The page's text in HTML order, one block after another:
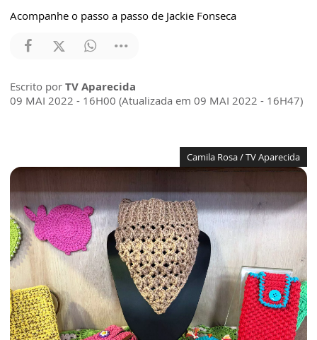
Acompanhe o passo a passo de Jackie Fonseca
Escrito por TV Aparecida
09 MAI 2022 - 16H00 (Atualizada em 09 MAI 2022 - 16H47)
Camila Rosa / TV Aparecida